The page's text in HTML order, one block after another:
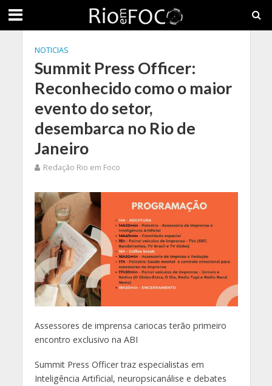
NOTICIAS
Summit Press Officer:
Reconhecido como o maior
evento do setor,
desembarca no Rio de
Janeiro
Redação Rio em Foco
Assessores de imprensa cariocas terão primeiro
encontro exclusivo na ABI
Summit Press Officer traz especialistas em
Inteligência Artificial, neuropsicanálise e debates